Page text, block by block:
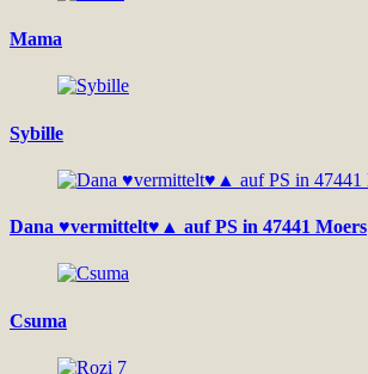
Mama
Sybille
Dana ♥vermittelt♥▲ auf PS in 47441 Moers
Csuma